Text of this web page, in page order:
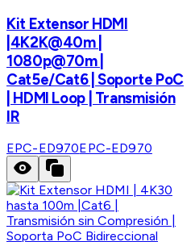
Kit Extensor HDMI
|4K2K@40m |
1080p@70m |
Cat5e/Cat6 | Soporte PoC
| HDMI Loop | Transmisión
IR
EPC-ED970EPC-ED970